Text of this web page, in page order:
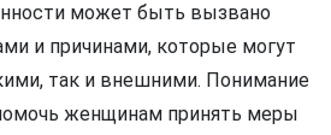
может быть вызвано
и причинами, которые могут
так и внешними. Понимание
женщинам принять меры